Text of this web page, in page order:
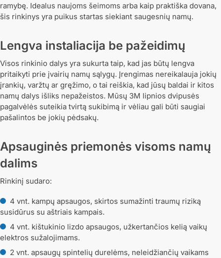
ramybę. Idealus naujoms šeimoms arba kaip praktiška dovana,
šis rinkinys yra puikus startas siekiant saugesnių namų.
Lengva instaliacija be pažeidimų
Visos rinkinio dalys yra sukurta taip, kad jas būtų lengva
pritaikyti prie įvairių namų sąlygų. Įrengimas nereikalauja jokių
įrankių, varžtų ar gręžimo, o tai reiškia, kad jūsų baldai ir kitos
namų dalys išliks nepažeistos. Mūsų 3M lipnios dvipusės
pagalvėlės suteikia tvirtą sukibimą ir vėliau gali būti saugiai
pašalintos be jokių pėdsakų.
Apsauginės priemonės visoms namų
dalims
Rinkinį sudaro:
4 vnt. kampų apsaugos, skirtos sumažinti traumų riziką
susidūrus su aštriais kampais.
4 vnt. kištukinio lizdo apsaugos, užkertančios kelią vaikų
elektros sužalojimams.
2 vnt. apsaugų spintelių durelėms, neleidžiančių vaikams